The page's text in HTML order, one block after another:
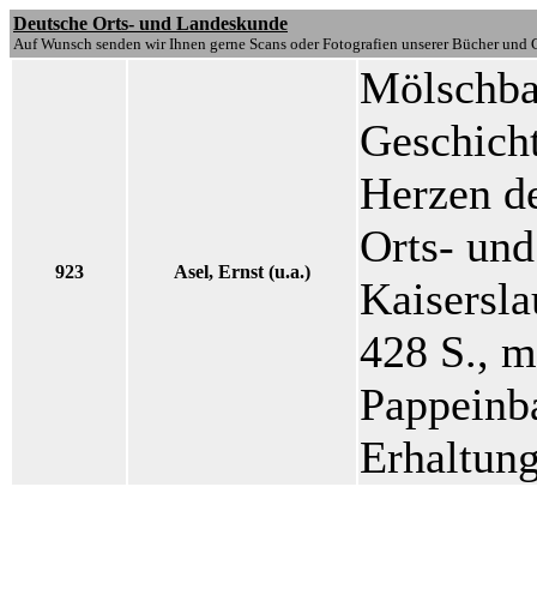
Deutsche Orts- und Landeskunde
Auf Wunsch senden wir Ihnen gerne Scans oder Fotografien unserer Bücher und
923 Asel, Ernst (u.a.)
Herzen
Orts-
428 S.,